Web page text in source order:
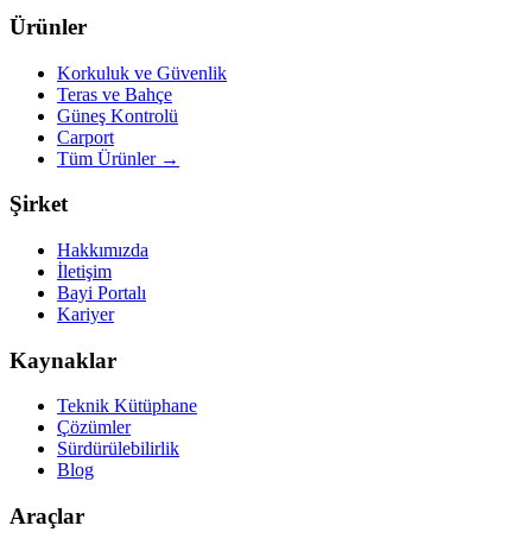
Ürünler
Korkuluk ve Güvenlik
Teras ve Bahçe
Güneş Kontrolü
Carport
Tüm Ürünler→
Şirket
Hakkımızda
İletişim
Bayi Portalı
Kariyer
Kaynaklar
Teknik Kütüphane
Çözümler
Sürdürülebilirlik
Blog
Araçlar